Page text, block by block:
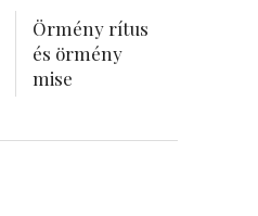
Örmény rítus
és örmény
mise